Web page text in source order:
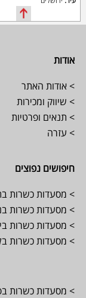
Footer
אודות
> אודות האתר
> שיווק ומכירות
> תנאים ופרטיות
> עזרה
חיפושים נפוצים
> מסעדות כשרות
> מסעדות כשרות
> מסעדות כשרות
> מסעדות כשרות
> מסעדות כשרות